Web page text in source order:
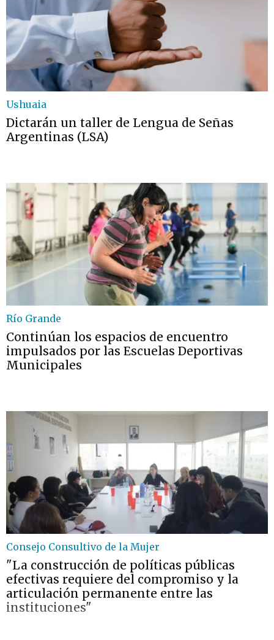
Ushuaia
Dictarán un taller de Lengua de Señas
Argentinas (LSA)
Río Grande
Continúan los espacios de encuentro
impulsados por las Escuelas Deportivas
Municipales
Consejo Consultivo de la Mujer
"La construcción de políticas públicas
efectivas requiere del compromiso y la
articulación permanente entre las
instituciones"